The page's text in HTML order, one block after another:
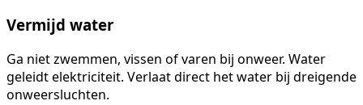
Vermijd water
Ga niet zwemmen, vissen of varen bij onweer. Water
geleidt elektriciteit. Verlaat direct het water bij dreigende
onweersluchten.